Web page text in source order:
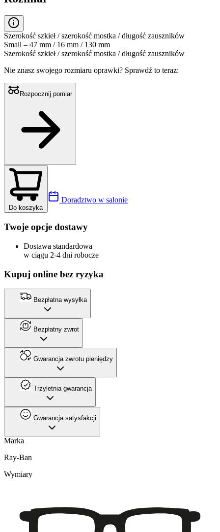
Szerokość szkieł / szerokość mostka / długość zauszników
Small – 47 mm / 16 mm / 130 mm
Szerokość szkieł / szerokość mostka / długość zauszników
Nie znasz swojego rozmiaru oprawki? Sprawdź to teraz:
Rozpocznij pomiar
Do koszyka
Doradztwo w salonie
Twoje opcje dostawy
Dostawa standardowa
w ciągu 2-4 dni robocze
Kupuj online bez ryzyka
Bezpłatna wysyłka
Bezpłatny zwrot
Gwarancja zwrotu pieniędzy
Trzyletnia gwarancja
Gwarancja satysfakcji
Marka
Ray-Ban
Wymiary